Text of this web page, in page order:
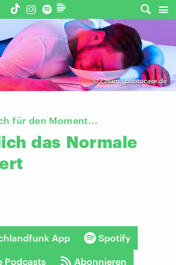
©Z2sam | photocase.de
für den Moment...
das Normale
App Spotify
Podcasts Abonnieren